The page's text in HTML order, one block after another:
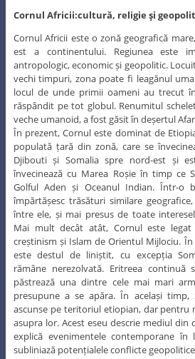
Cornul Africii:cultură, religie şi
Cornul Africii este o zonă geografică
est a continentului. Regiunea este
antropologic, economic și geopolitic.
vechi timpuri, zona poate fi leagănul
locul de unde primii oameni au trecut
răspândit pe tot globul. Renumitul
veche umanoid, a fost găsit în deșertul
În prezent, Cornul este dominat de
populată țară din zonă, care se
Djibouti și Somalia spre nord-est și
învecinează cu Marea Roșie în timp ce
Golful Aden și Oceanul Indian. Într-o
împărtășesc trăsături similare
între ele, și mai presus de toate
Mai mult decât atât, Cornul este
creștinism și Islam de Orientul Mijlociu.
este destul de liniștit, cu excepția
rămâne nerezolvată. Eritreea continuă
păstrează una dintre cele mai mari
presupune a se apăra. În același timp,
ascunse pe teritoriul etiopian, dar
asupra lor. Acest eseu descrie mediul din
explică evenimentele contemporane
subliniază potențialele conflicte